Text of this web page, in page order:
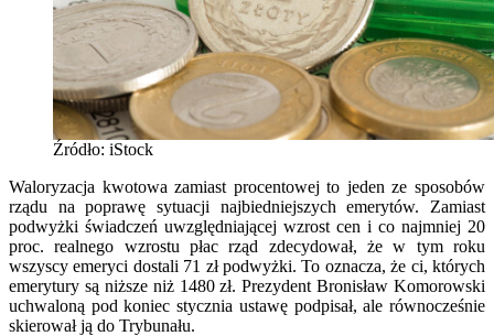
Źródło: iStock
Waloryzacja kwotowa zamiast procentowej to jeden ze sposobów
rządu na poprawę sytuacji najbiedniejszych emerytów. Zamiast
podwyżki świadczeń uwzględniającej wzrost cen i co najmniej 20
proc. realnego wzrostu płac rząd zdecydował, że w tym roku
wszyscy emeryci dostali 71 zł podwyżki. To oznacza, że ci, których
emerytury są niższe niż 1480 zł. Prezydent Bronisław Komorowski
uchwaloną pod koniec stycznia ustawę podpisał, ale równocześnie
skierował ją do Trybunału.